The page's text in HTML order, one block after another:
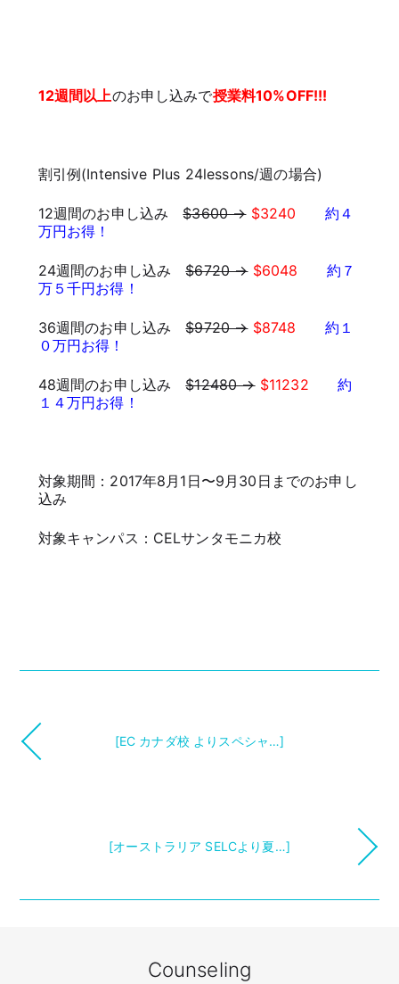
12週間以上のお申し込みで授業料10%OFF!!!
割引例(Intensive Plus 24lessons/週の場合)
12週間のお申し込み$3600 → $3240
約４
万円お得！
24週間のお申し込み$6720 →$6048
約７
万５千円お得！
36週間のお申し込み$9720 → $8748
約１
０万円お得！
48週間のお申し込み$12480 →$11232
約
１４万円お得！
対象期間：2017年8月1日〜9月30日までのお申し
込み
対象キャンパス：CELサンタモニカ校
[EC カナダ校 よりスペシャ…]
[オーストラリア SELCより夏…]
Counseling